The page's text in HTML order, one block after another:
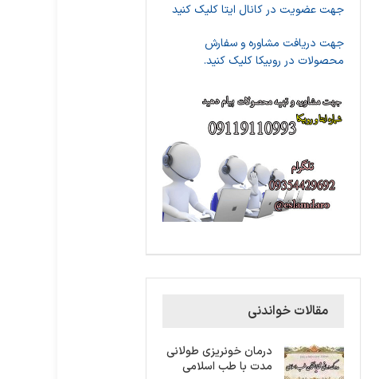
جهت عضویت در کانال ایتا کلیک کنید
جهت دریافت مشاوره و سفارش
محصولات در روبیکا کلیک کنید.
مقالات خواندنی
درمان خونریزی طولانی
مدت با طب اسلامی